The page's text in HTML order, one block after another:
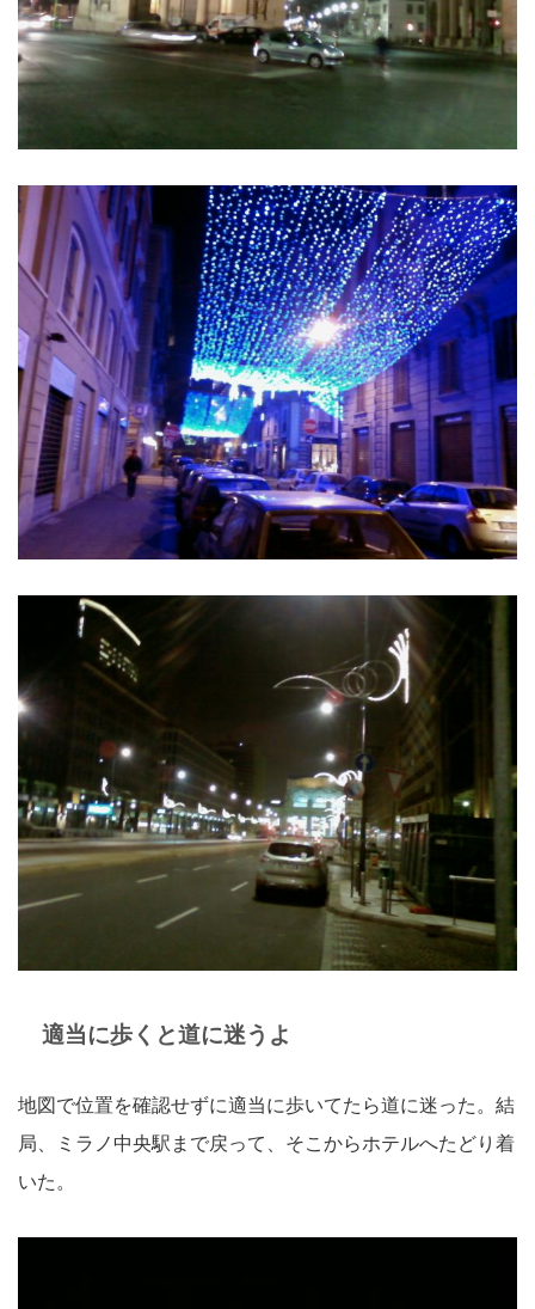
適当に歩くと道に迷うよ
地図で位置を確認せずに適当に歩いてたら道に迷った。結
局、ミラノ中央駅まで戻って、そこからホテルへたどり着
いた。